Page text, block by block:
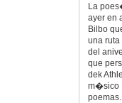
La
ayer en
Bilbo
una ruta
del
que
dek
m�sico
poemas.